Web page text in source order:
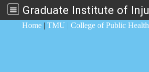
Home | TMU | College of Public Health